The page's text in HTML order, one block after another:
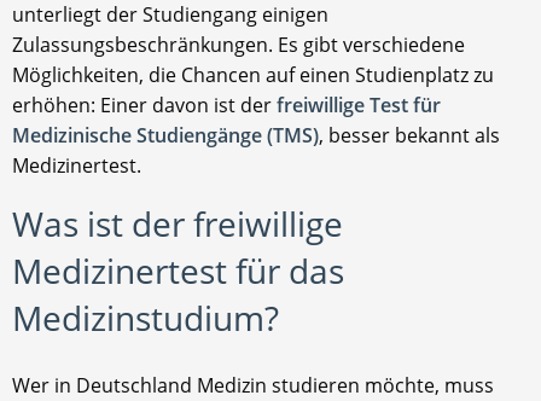
unterliegt der Studiengang einigen
Zulassungsbeschränkungen. Es gibt verschiedene
Möglichkeiten, die Chancen auf einen Studienplatz zu
erhöhen: Einer davon ist derfreiwillige Test für
Medizinische Studiengänge (TMS), besser bekannt als
Medizinertest.
Was ist der freiwillige
Medizinertest für das
Medizinstudium?
Wer in Deutschland Medizin studieren möchte, muss